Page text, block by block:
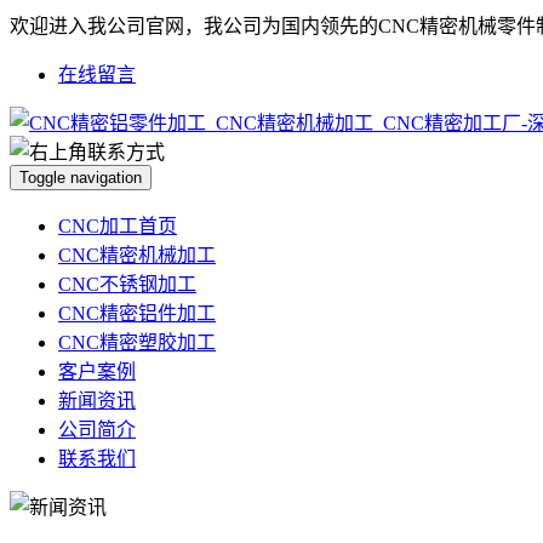
欢迎进入我公司官网，我公司为国内领先的CNC精密机械零件
在线留言
Toggle navigation
CNC加工首页
CNC精密机械加工
CNC不锈钢加工
CNC精密铝件加工
CNC精密塑胶加工
客户案例
新闻资讯
公司简介
联系我们